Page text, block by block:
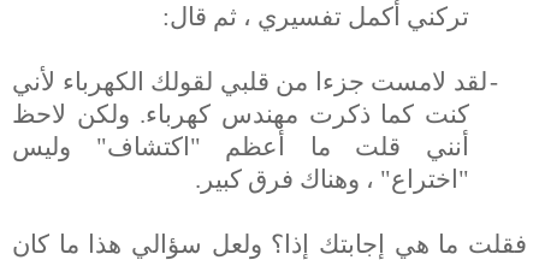
تركني أكمل تفسيري ، ثم قال:
-لقد لامست جزءا من قلبي لقولك الكهرباء لأني
كنت كما ذكرت مهندس كهرباء. ولكن لاحظ
أنني قلت ما أعظم "اكتشاف" وليس
"اختراع" ، وهناك فرق كبير.
فقلت ما هي إجابتك إذا؟ ولعل سؤالي هذا ما كان